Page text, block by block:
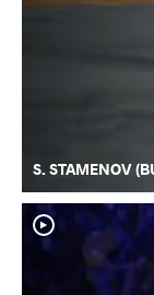
S. STAMENOV